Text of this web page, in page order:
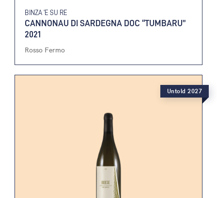
BINZA ‘E SU RE
CANNONAU DI SARDEGNA DOC “TUMBARU”
2021
Rosso Fermo
Untold 2027